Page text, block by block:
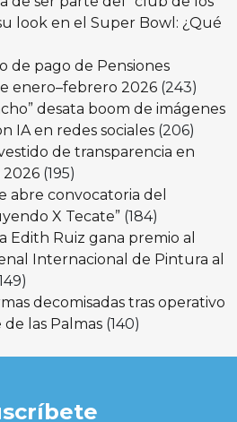
look en el Super Bowl: ¿Qué
de pago de Pensiones
enero–febrero 2026 (243)
desata boom de imágenes
IA en redes sociales (206)
de transparencia en
2026 (195)
abre convocatoria del
X Tecate” (184)
Edith Ruiz gana premio al
Internacional de Pintura al
decomisadas tras operativo
de las Palmas (140)